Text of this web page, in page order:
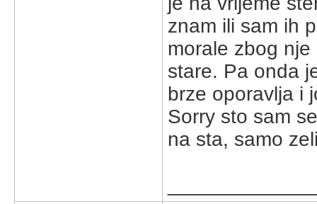
znam ili sam ih
morale zbog
stare. Pa onda
brze oporavlja i
Sorry sto sam
na sta, samo